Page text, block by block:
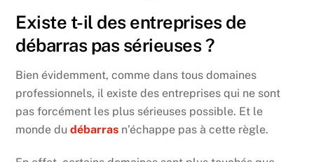
Existe t-il des entreprises de
débarras pas sérieuses ?
Bien évidemment, comme dans tous domaines
professionnels, il existe des entreprises qui ne sont
pas forcément les plus sérieuses possible. Et le
monde dudébarras n’échappe pas à cette règle.